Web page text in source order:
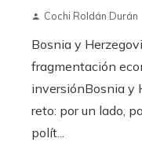
Cochi Roldán Durán
Bosnia y
fragmentación
inversiónBosnia y
reto: por un lado,
polít...